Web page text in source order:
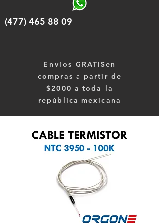
(477) 465 88 09
Envíos GRATISen
compras a partir de
$2000 a toda la
república mexicana